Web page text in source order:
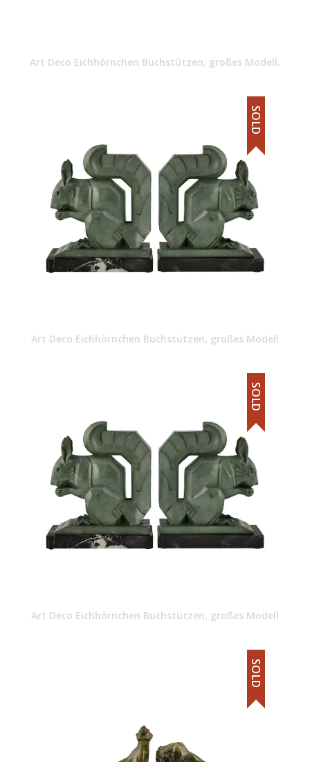
Art Deco Eichhörnchen Buchstützen, großes Modell.
Art Deco Eichhörnchen Buchstützen, großes Modell
SOLD
Art Deco Eichhörnchen Buchstützen, großes Modell
SOLD
SOLD